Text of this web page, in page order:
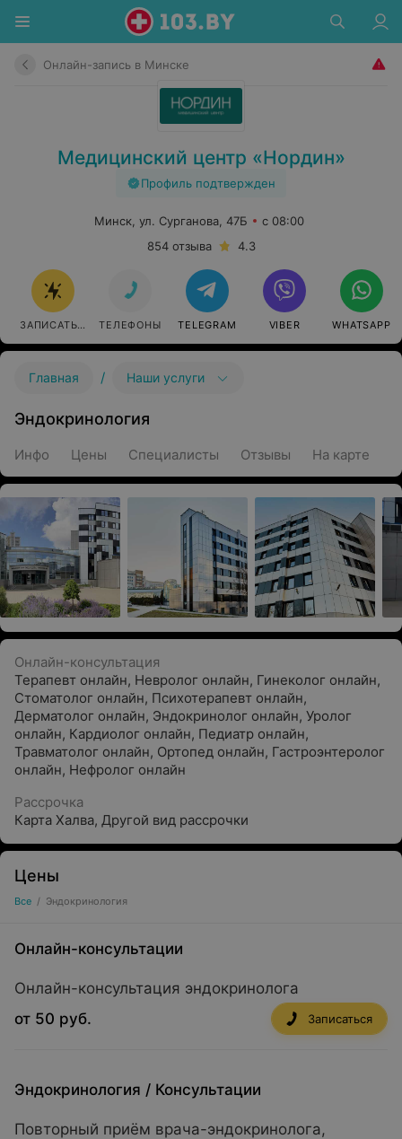
Онлайн-запись в Минске
Медицинский центр «Нордин»
Профиль подтвержден
Минск, ул. Сурганова, 47Б
с 08:00
854 отзыва
4.3
ЗАПИСАТЬСЯ ОНЛАЙН
ТЕЛЕФОНЫ TELEGRAM VIBER WHATSAPP
Главная / Наши услуги
Эндокринология
Инфо Цены Специалисты Отзывы На карте
Онлайн-консультация
Терапевт онлайн, Невролог онлайн, Гинеколог онлайн,
Стоматолог онлайн, Психотерапевт онлайн,
Дерматолог онлайн, Эндокринолог онлайн, Уролог
онлайн, Кардиолог онлайн, Педиатр онлайн,
Травматолог онлайн, Ортопед онлайн, Гастроэнтеролог
онлайн, Нефролог онлайн
Рассрочка
Карта Халва, Другой вид рассрочки
Цены
Все / Эндокринология
Онлайн-консультации
Онлайн-консультация эндокринолога
от 50 руб.
Записаться
Эндокринология / Консультации
Повторный приём врача-эндокринолога,